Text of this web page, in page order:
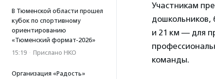
В Тюменской области прошел
кубок по спортивному
ориентированию
«Тюменский формат-2026»
15:19 · Прислано НКО
Организация «Радость»
Участникам
и 21 км — для
команды.